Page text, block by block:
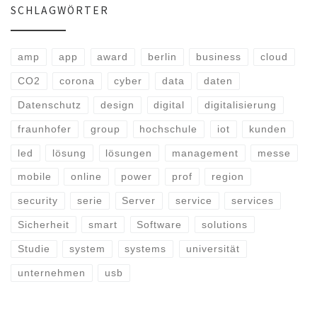
SCHLAGWÖRTER
amp app award berlin business cloud
CO2 corona cyber data daten
Datenschutz design digital digitalisierung
fraunhofer group hochschule iot kunden
led lösung lösungen management messe
mobile online power prof region
security serie Server service services
Sicherheit smart Software solutions
Studie system systems universität
unternehmen usb